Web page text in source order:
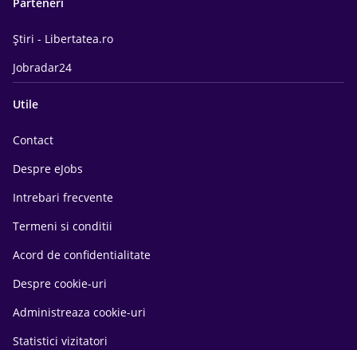
Știri - Libertatea.ro
Jobradar24
Utile
Contact
Despre eJobs
Intrebari frecvente
Termeni si conditii
Acord de confidentialitate
Despre cookie-uri
Administreaza cookie-uri
Statistici vizitatori